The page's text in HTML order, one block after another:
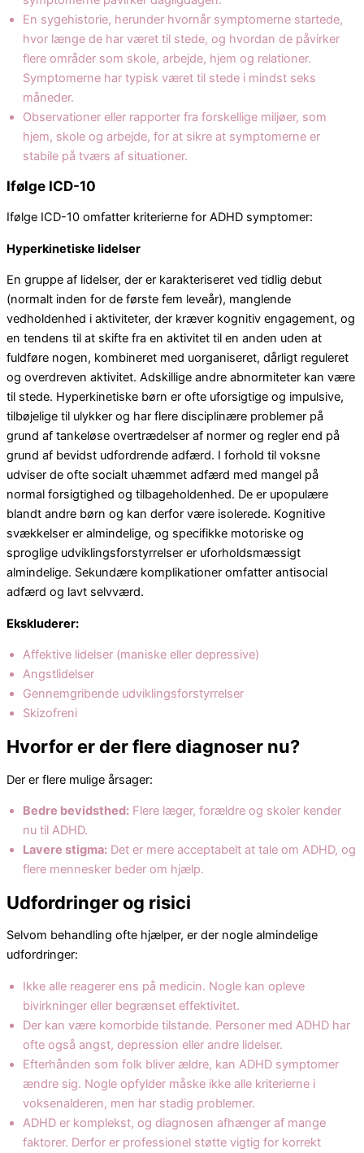
En sygehistorie, herunder hvornår symptomerne startede,
hvor længe de har været til stede, og hvordan de påvirker
flere områder som skole, arbejde, hjem og relationer.
Symptomerne har typisk været til stede i mindst seks
måneder.
Observationer eller rapporter fra forskellige miljøer, som
hjem, skole og arbejde, for at sikre at symptomerne er
stabile på tværs af situationer.
Ifølge ICD-10
Ifølge ICD-10 omfatter kriterierne for ADHD symptomer:
Hyperkinetiske lidelser
En gruppe af lidelser, der er karakteriseret ved tidlig debut
(normalt inden for de første fem leveår), manglende
vedholdenhed i aktiviteter, der kræver kognitiv engagement, og
en tendens til at skifte fra en aktivitet til en anden uden at
fuldføre nogen, kombineret med uorganiseret, dårligt reguleret
og overdreven aktivitet. Adskillige andre abnormiteter kan være
til stede. Hyperkinetiske børn er ofte uforsigtige og impulsive,
tilbøjelige til ulykker og har flere disciplinære problemer på
grund af tankeløse overtrædelser af normer og regler end på
grund af bevidst udfordrende adfærd. I forhold til voksne
udviser de ofte socialt uhæmmet adfærd med mangel på
normal forsigtighed og tilbageholdenhed. De er upopulære
blandt andre børn og kan derfor være isolerede. Kognitive
svækkelser er almindelige, og specifikke motoriske og
sproglige udviklingsforstyrrelser er uforholdsmæssigt
almindelige. Sekundære komplikationer omfatter antisocial
adfærd og lavt selvværd.
Ekskluderer:
Affektive lidelser (maniske eller depressive)
Angstlidelser
Gennemgribende udviklingsforstyrrelser
Skizofreni
Hvorfor er der flere diagnoser nu?
Der er flere mulige årsager:
Bedre bevidsthed: Flere læger, forældre og skoler kender
nu til ADHD.
Lavere stigma: Det er mere acceptabelt at tale om ADHD, og
​​flere mennesker beder om hjælp.
Udfordringer og risici
Selvom behandling ofte hjælper, er der nogle almindelige
udfordringer:
Ikke alle reagerer ens på medicin. Nogle kan opleve
bivirkninger eller begrænset effektivitet.
Der kan være komorbide tilstande. Personer med ADHD har
ofte også angst, depression eller andre lidelser.
Efterhånden som folk bliver ældre, kan ADHD symptomer
ændre sig. Nogle opfylder måske ikke alle kriterierne i
voksenalderen, men har stadig problemer.
ADHD er komplekst, og diagnosen afhænger af mange
faktorer. Derfor er professionel støtte vigtig for korrekt